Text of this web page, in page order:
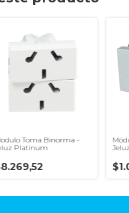
Toma Binorma -
Platinum